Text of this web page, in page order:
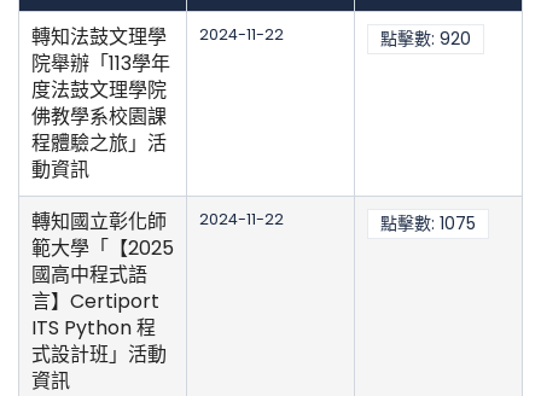
轉知法鼓文理學
院舉辦「113學年
度法鼓文理學院
佛教學系校園課
程體驗之旅」活
動資訊
2024-11-22 點擊數: 920
轉知國立彰化師
範大學「【2025
國高中程式語
言】Certiport
ITS Python 程
式設計班」活動
資訊
2024-11-22 點擊數: 1075